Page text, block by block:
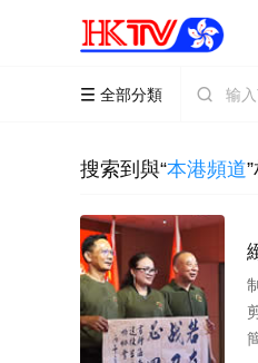
 全部分類 
搜索到與“本港頻道